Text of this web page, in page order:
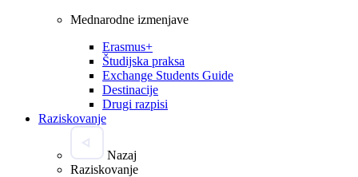
Mednarodne izmenjave
Erasmus+
Študijska praksa
Exchange Students Guide
Destinacije
Drugi razpisi
Raziskovanje
Nazaj
Raziskovanje